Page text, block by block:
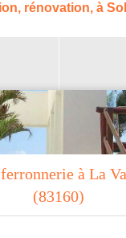
rénovation, à
à La
(83160)